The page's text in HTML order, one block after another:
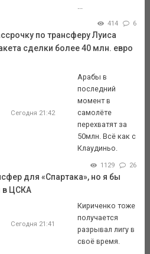
...
414 6
по трансферу Луиса
сделки более 40 млн. евро
Сегодня 21:42
Арабы в
последний
момент в
самолёте
перехватят за
50млн. Всё как с
Клаудиньо.
1129 26
для «Спартака», но я бы
в ЦСКА
Сегодня 21:41
Кириченко тоже
получается
разрывал лигу в
своё время.